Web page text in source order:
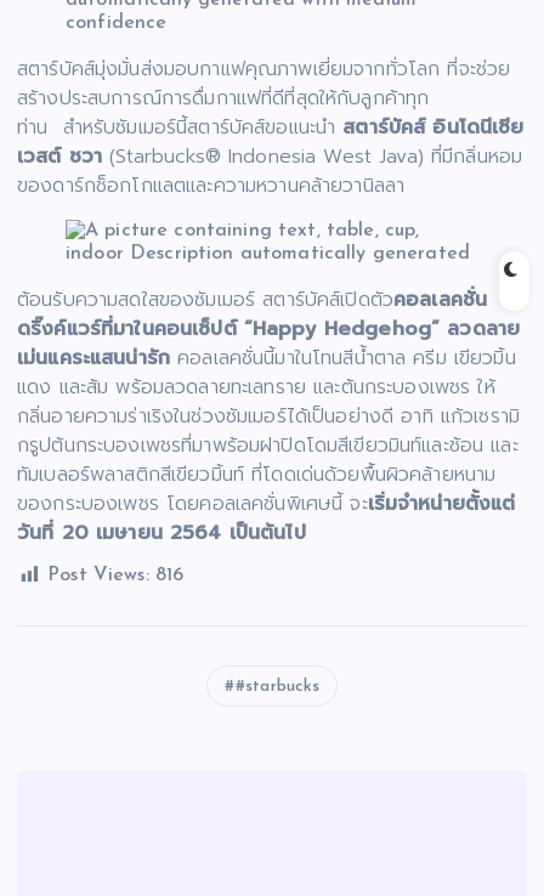
สตาร์บัคส์มุ่งมั่นส่งมอบกาแฟคุณภาพเยี่ยมจากทั่วโลก ที่จะช่วย
สร้างประสบการณ์การดื่มกาแฟที่ดีที่สุดให้กับลูกค้าทุก
ท่าน สำหรับซัมเมอร์นี้สตาร์บัคส์ขอแนะนำ สตาร์บัคส์ อินโดนีเซีย
เวสต์ ชวา (Starbucks® Indonesia West Java) ที่มีกลิ่นหอม
ของดาร์กช็อกโกแลตและความหวานคล้ายวานิลลา
ต้อนรับความสดใสของซัมเมอร์ สตาร์บัคส์เปิดตัวคอลเลคชั่น
ดริ๊งค์แวร์ที่มาในคอนเซ็ปต์ “Happy Hedgehog” ลวดลาย
เม่นแคระแสนน่ารัก คอลเลคชั่นนี้มาในโทนสีน้ำตาล ครีม เขียวมิ้น
แดง และส้ม พร้อมลวดลายทะเลทราย และต้นกระบองเพชร ให้
กลิ่นอายความร่าเริงในช่วงซัมเมอร์ได้เป็นอย่างดี อาทิ แก้วเซรามิ
กรูปต้นกระบองเพชรที่มาพร้อมฝาปิดโดมสีเขียวมินท์และช้อน และ
ทัมเบลอร์พลาสติกสีเขียวมิ้นท์ ที่โดดเด่นด้วยพื้นผิวคล้ายหนาม
ของกระบองเพชร โดยคอลเลคชั่นพิเศษนี้ จะเริ่มจำหน่ายตั้งแต่
วันที่ 20 เมษายน 2564 เป็นต้นไป
Post Views: 816
#starbucks